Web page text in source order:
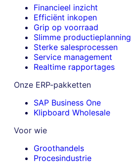
Financieel inzicht
Efficiënt inkopen
Grip op voorraad
Slimme productieplanning
Sterke salesprocessen
Service management
Realtime rapportages
Onze ERP-pakketten
SAP Business One
Klipboard Wholesale
Voor wie
Groothandels
Procesindustrie